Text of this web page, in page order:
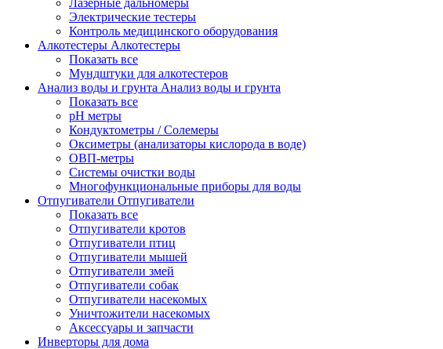
Лазерные дальномеры
Электрические тестеры
Контроль медицинского оборудования
Алкотестеры Алкотестеры
Показать все
Мундштуки для алкотестеров
Анализ воды и грунта Анализ воды и грунта
Показать все
pH метры
Кондуктометры / Солемеры
Оксиметры (анализаторы кислорода в воде)
ОВП-метры
Системы очистки воды
Многофункциональные приборы для воды
Отпугиватели Отпугиватели
Показать все
Отпугиватели кротов
Отпугиватели птиц
Отпугиватели мышей
Отпугиватели змей
Отпугиватели собак
Отпугиватели насекомых
Уничтожители насекомых
Аксессуары и запчасти
Инверторы для дома